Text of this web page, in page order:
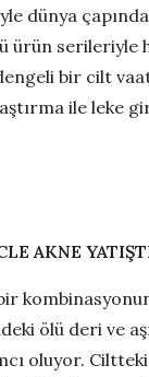
dünya
ürün serileriyle
bir cilt
ile leke
AKNE
ölü deri ve
oluyor.